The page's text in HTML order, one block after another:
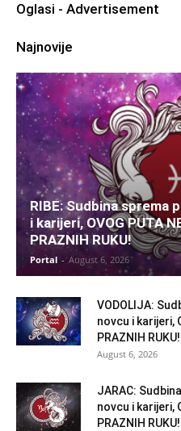
Oglasi - Advertisement
Najnovije
RIBE: Sudbina sprema
i karijeri, OVOG PUTA
PRAZNIH RUKU!
Portal - August 6, 2026
VODOLIJA:
novcu i karijeri,
PRAZNIH RUKU!
August 6, 2026
JARAC:
novcu i karijeri,
PRAZNIH RUKU!